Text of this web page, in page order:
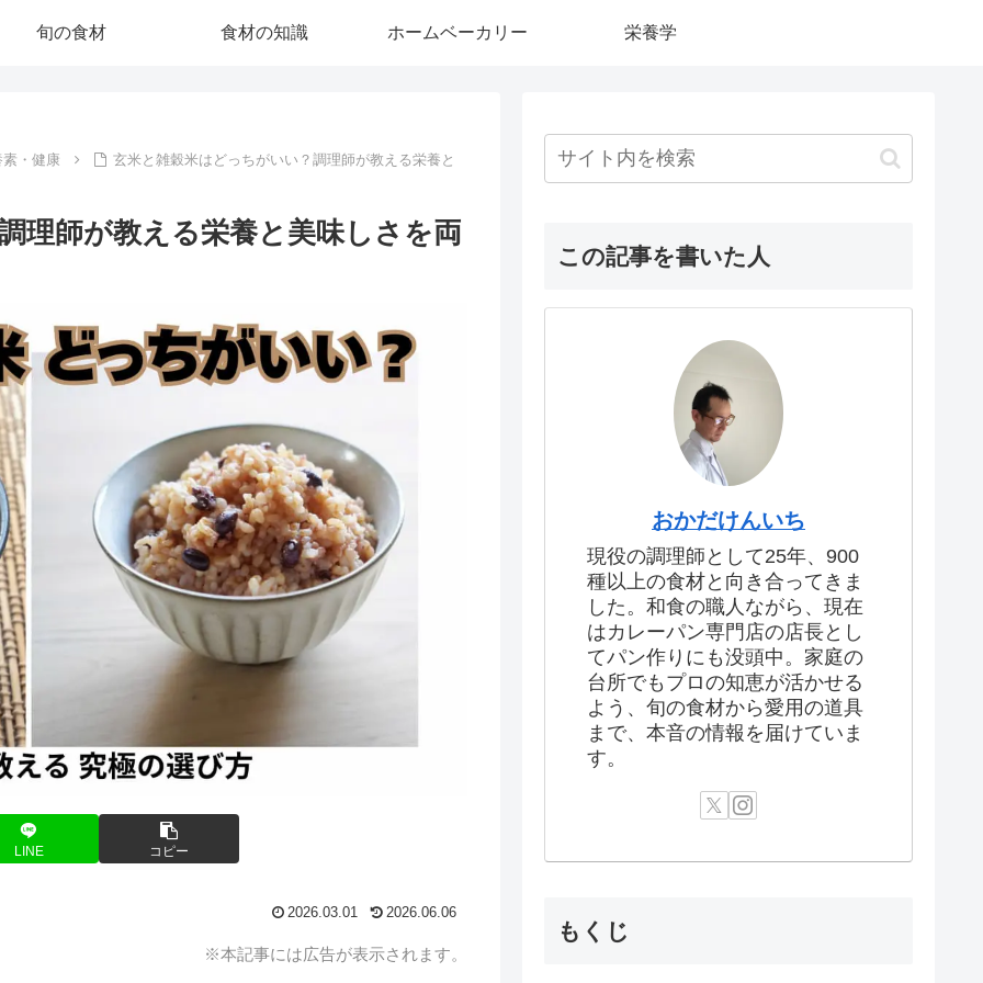
旬の食材 食材の知識 ホームベーカリー 栄養学
素・健康 玄米と雑穀米はどっちがいい？調理師が教える栄養と
理師が教える栄養と美味しさを両
LINE コピー
2026.03.01 2026.06.06
※本記事には広告が表示されます。
この記事を書いた人
おかだけんいち
現役の調理師として25年、900
種以上の食材と向き合ってきま
した。和食の職人ながら、現在
はカレーパン専門店の店長とし
てパン作りにも没頭中。家庭の
台所でもプロの知恵が活かせる
よう、旬の食材から愛用の道具
まで、本音の情報を届けていま
す。
もくじ